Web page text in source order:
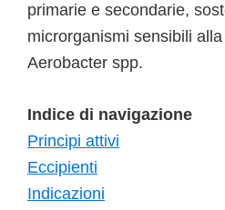
primarie e secondarie,
microrganismi sensibili
Aerobacter spp.
Indice di navigazione
Principi attivi
Eccipienti
Indicazioni